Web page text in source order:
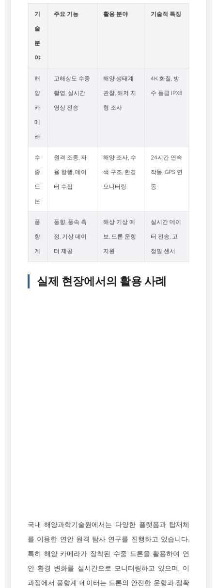
기
술
분
야
주요 기능 활용 분야 기술적 특징
해
양
카
메
라
고해상도 수중
촬영, 실시간
영상 전송
해양 생태계
관찰, 해저 지
형 조사
4K 화질, 방
수 등급 IPX8
수
중
드
론
원격 조종, 자
율 항행, 데이
터 수집
해양 조사, 수
색 구조, 환경
모니터링
24시간 연속
작동, GPS 연
동
풍
향
계
풍향, 풍속 측
정, 기상 데이
터 제공
해상 기상 예
보, 드론 운항
지원
실시간 데이
터 전송, 고
정밀 센서
실제 현장에서의 활용 사례
국내 해양과학기술원에서는 다양한 플랫폼과 탑재체
를 이용한 연안 원격 탐사 연구를 진행하고 있습니다.
특히 해양 카메라가 장착된 수중 드론을 활용하여 연
안 환경 변화를 실시간으로 모니터링하고 있으며, 이
과정에서 풍향계 데이터는 드론의 안전한 운항과 정확